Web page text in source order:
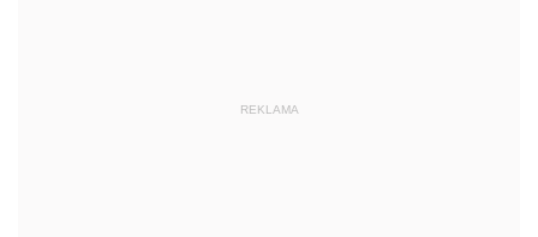
REKLAMA